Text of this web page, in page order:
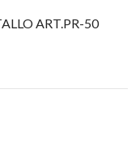
ART.PR-50